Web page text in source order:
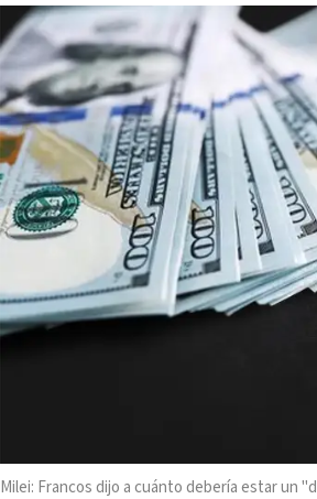
Milei: Francos dijo a cuánto debería estar un